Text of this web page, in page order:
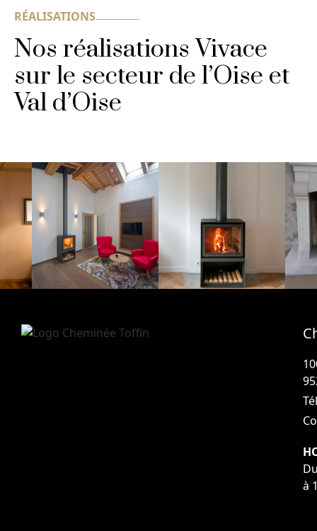
RÉALISATIONS
Nos réalisations Vivace
sur le secteur de l’Oise et
Val d’Oise
à